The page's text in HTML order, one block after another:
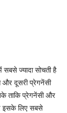
सबसे ज्यादा सोचती है
और दूसरी प्रेगनेंसी
ताकि प्रेगनेंसी और
इसके लिए सबसे